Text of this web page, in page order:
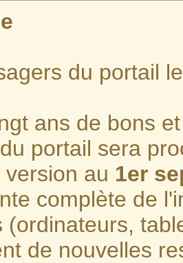
du portail
ans de bons
portail sera
au 1er
complète de
(ordinateurs,
de nouvelles